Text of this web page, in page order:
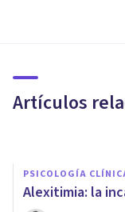
Artículos
el autismo
PSICOLOGÍA
Alexitimia: la